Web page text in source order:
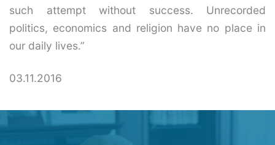
such attempt without success. Unrecorded
politics, economics and religion have no place in
our daily lives.”
03.11.2016